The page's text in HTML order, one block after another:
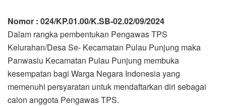
Nomor : 024/KP.01.00/K.SB-02.02/09/2024
Dalam rangka pembentukan Pengawas TPS
Kelurahan/Desa Se- Kecamatan Pulau Punjung maka
Panwaslu Kecamatan Pulau Punjung membuka
kesempatan bagi Warga Negara Indonesia yang
memenuhi persyaratan untuk mendaftarkan diri sebagai
calon anggota Pengawas TPS.